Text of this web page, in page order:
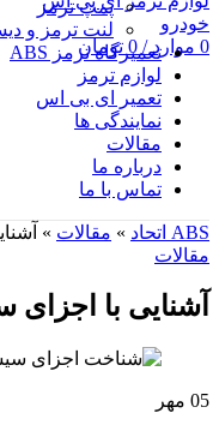
0 موارد /
0 تومان
پمپ ترمز
لنت ترمز و
تعمیرگاه ترمز ABS
لوازم ترمز
تعمیر ای بی اس
نمایندگی ها
مقالات
درباره ما
تماس با ما
ABS اتحاد » مقالات »
مقالات
آشنایی با
05 مهر